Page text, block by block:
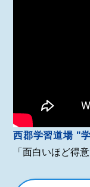
西郡学習道場 "
「面白いほど得